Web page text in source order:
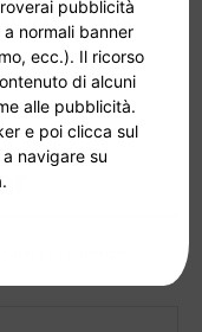
hanno
con notizie,
pubblicità
normali banner
ecc.). Il ricorso
di alcuni
alle pubblicità.
e poi clicca sul
navigare su